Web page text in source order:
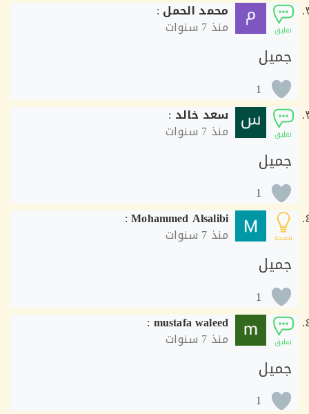
محمد الحمل:
منذ
1
سعد خالد:
منذ
1
Mohammed Alsalibi
:
منذ
1
mustafa waleed
:
منذ
1